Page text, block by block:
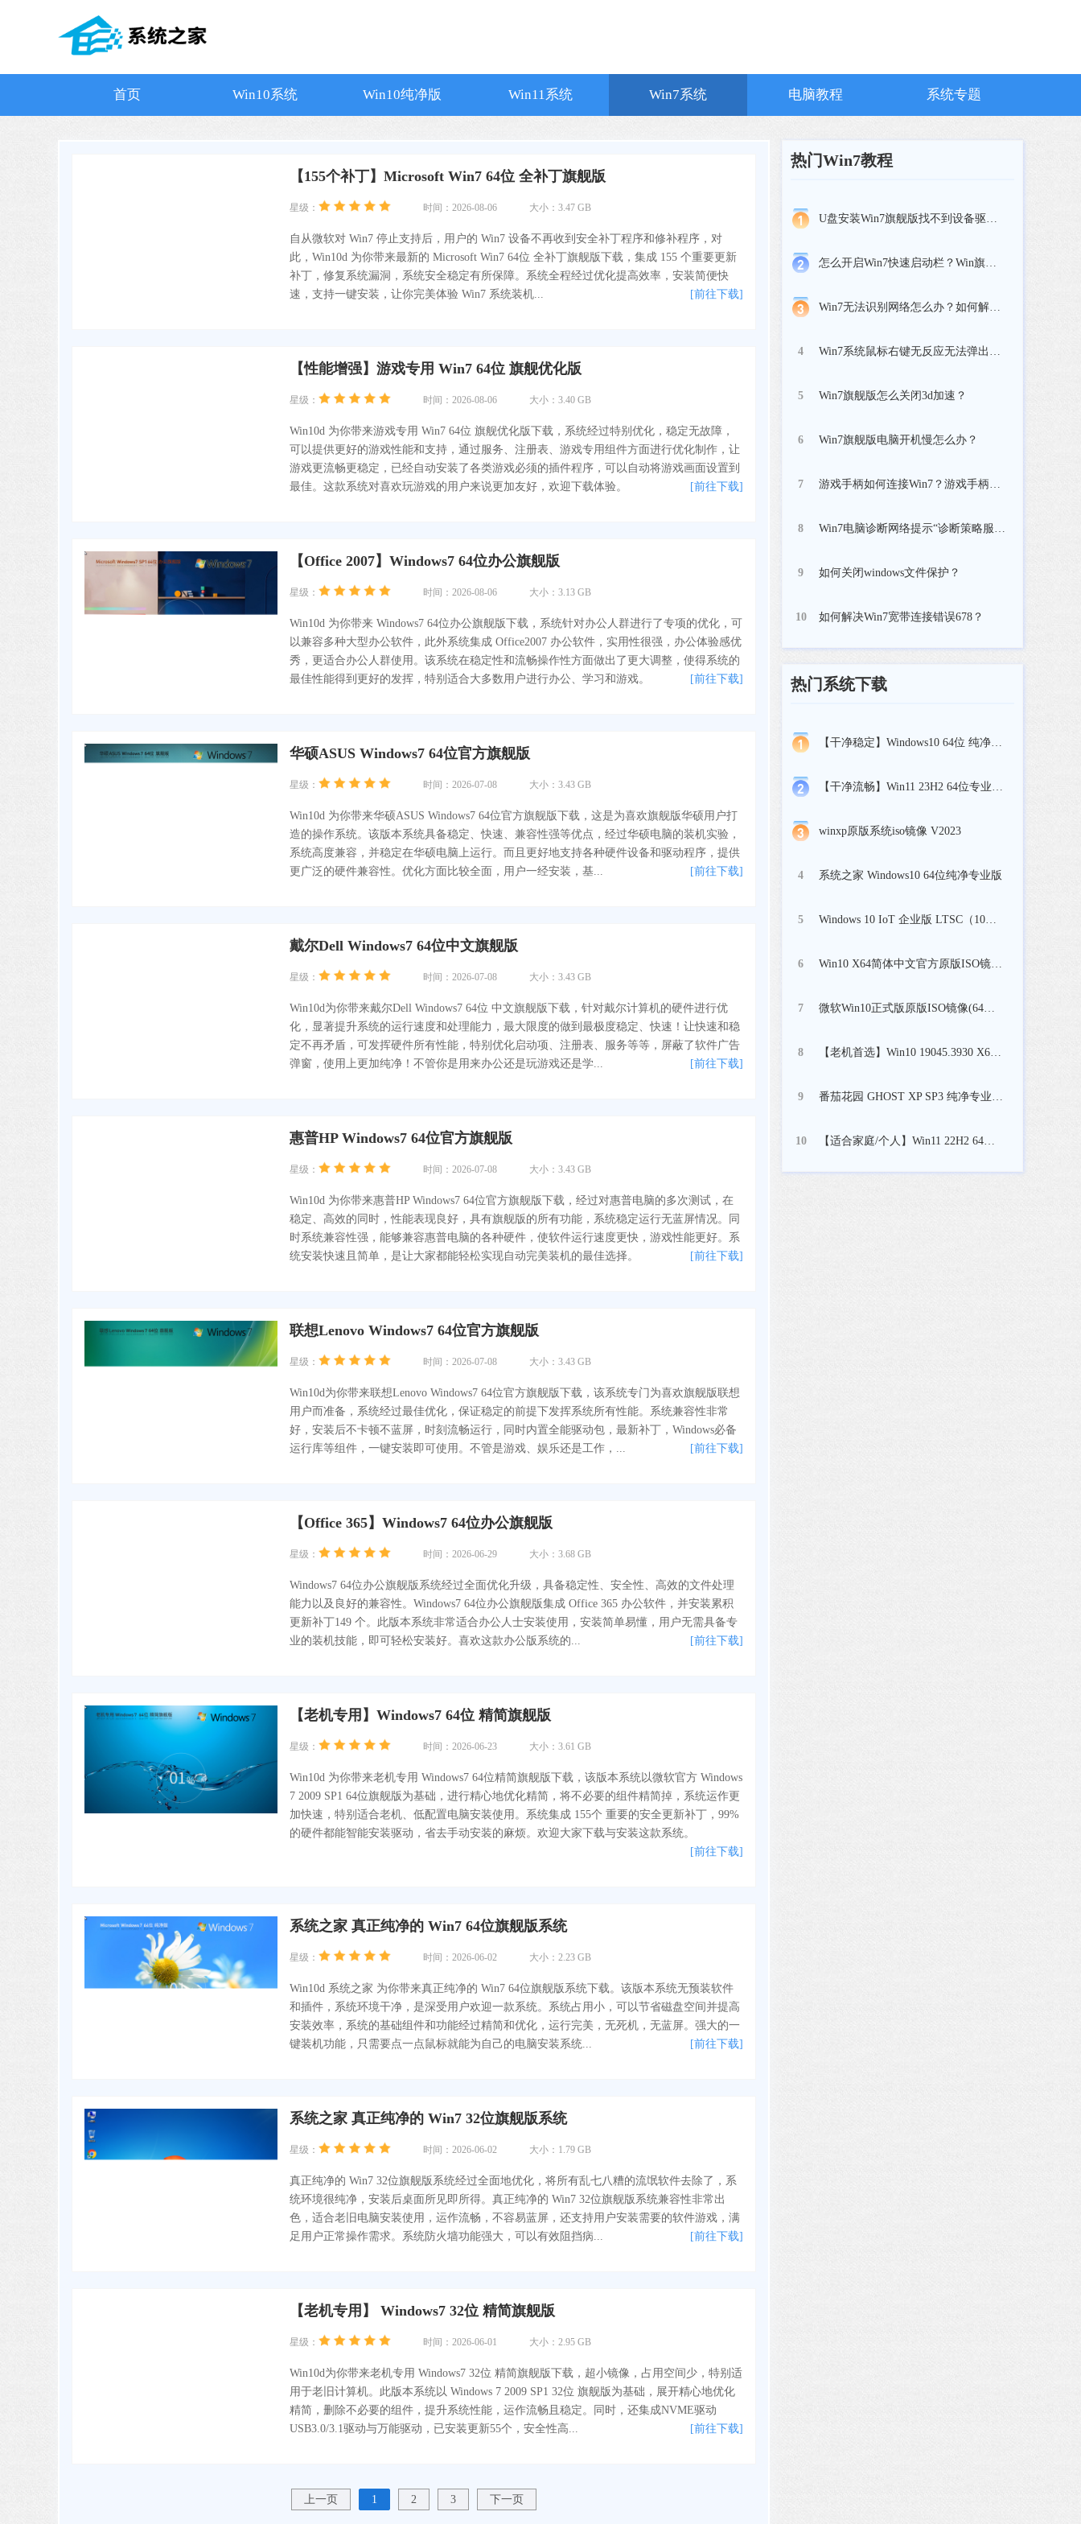
首页 Win10系统 Win10纯净版 Win11系统 Win7系统 电脑教程 系统专题
【155个补丁】Microsoft Win7 64位 全补丁旗舰版
星级： 时间：2026-08-06 大小：3.47 GB
自从微软对 Win7 停止支持后，用户的 Win7 设备不再收到安全补丁程序和修补程序，对
此，Win10d 为你带来最新的 Microsoft Win7 64位 全补丁旗舰版下载，集成 155 个重要更新
补丁，修复系统漏洞，系统安全稳定有所保障。系统全程经过优化提高效率，安装简便快
速，支持一键安装，让你完美体验 Win7 系统装机...
[前往下载]
【性能增强】游戏专用 Win7 64位 旗舰优化版
星级： 时间：2026-08-06 大小：3.40 GB
Win10d 为你带来游戏专用 Win7 64位 旗舰优化版下载，系统经过特别优化，稳定无故障，
可以提供更好的游戏性能和支持，通过服务、注册表、游戏专用组件方面进行优化制作，让
游戏更流畅更稳定，已经自动安装了各类游戏必须的插件程序，可以自动将游戏画面设置到
最佳。这款系统对喜欢玩游戏的用户来说更加友好，欢迎下载体验。
[前往下载]
【Office 2007】Windows7 64位办公旗舰版
星级： 时间：2026-08-06 大小：3.13 GB
Win10d 为你带来 Windows7 64位办公旗舰版下载，系统针对办公人群进行了专项的优化，可
以兼容多种大型办公软件，此外系统集成 Office2007 办公软件，实用性很强，办公体验感优
秀，更适合办公人群使用。该系统在稳定性和流畅操作性方面做出了更大调整，使得系统的
最佳性能得到更好的发挥，特别适合大多数用户进行办公、学习和游戏。
[前往下载]
华硕ASUS Windows7 64位官方旗舰版
星级： 时间：2026-07-08 大小：3.43 GB
Win10d 为你带来华硕ASUS Windows7 64位官方旗舰版下载，这是为喜欢旗舰版华硕用户打
造的操作系统。该版本系统具备稳定、快速、兼容性强等优点，经过华硕电脑的装机实验，
系统高度兼容，并稳定在华硕电脑上运行。而且更好地支持各种硬件设备和驱动程序，提供
更广泛的硬件兼容性。优化方面比较全面，用户一经安装，基...
[前往下载]
戴尔Dell Windows7 64位中文旗舰版
星级： 时间：2026-07-08 大小：3.43 GB
Win10d为你带来戴尔Dell Windows7 64位 中文旗舰版下载，针对戴尔计算机的硬件进行优
化，显著提升系统的运行速度和处理能力，最大限度的做到最极度稳定、快速！让快速和稳
定不再矛盾，可发挥硬件所有性能，特别优化启动项、注册表、服务等等，屏蔽了软件广告
弹窗，使用上更加纯净！不管你是用来办公还是玩游戏还是学...
[前往下载]
惠普HP Windows7 64位官方旗舰版
星级： 时间：2026-07-08 大小：3.43 GB
Win10d 为你带来惠普HP Windows7 64位官方旗舰版下载，经过对惠普电脑的多次测试，在
稳定、高效的同时，性能表现良好，具有旗舰版的所有功能，系统稳定运行无蓝屏情况。同
时系统兼容性强，能够兼容惠普电脑的各种硬件，使软件运行速度更快，游戏性能更好。系
统安装快速且简单，是让大家都能轻松实现自动完美装机的最佳选择。
[前往下载]
联想Lenovo Windows7 64位官方旗舰版
星级： 时间：2026-07-08 大小：3.43 GB
Win10d为你带来联想Lenovo Windows7 64位官方旗舰版下载，该系统专门为喜欢旗舰版联想
用户而准备，系统经过最佳优化，保证稳定的前提下发挥系统所有性能。系统兼容性非常
好，安装后不卡顿不蓝屏，时刻流畅运行，同时内置全能驱动包，最新补丁，Windows必备
运行库等组件，一键安装即可使用。不管是游戏、娱乐还是工作，...
[前往下载]
【Office 365】Windows7 64位办公旗舰版
星级： 时间：2026-06-29 大小：3.68 GB
Windows7 64位办公旗舰版系统经过全面优化升级，具备稳定性、安全性、高效的文件处理
能力以及良好的兼容性。Windows7 64位办公旗舰版集成 Office 365 办公软件，并安装累积
更新补丁149 个。此版本系统非常适合办公人士安装使用，安装简单易懂，用户无需具备专
业的装机技能，即可轻松安装好。喜欢这款办公版系统的...
[前往下载]
【老机专用】Windows7 64位 精简旗舰版
星级： 时间：2026-06-23 大小：3.61 GB
Win10d 为你带来老机专用 Windows7 64位精简旗舰版下载，该版本系统以微软官方 Windows
7 2009 SP1 64位旗舰版为基础，进行精心地优化精简，将不必要的组件精简掉，系统运作更
加快速，特别适合老机、低配置电脑安装使用。系统集成 155个 重要的安全更新补丁，99%
的硬件都能智能安装驱动，省去手动安装的麻烦。欢迎大家下载与安装这款系统。
[前往下载]
系统之家 真正纯净的 Win7 64位旗舰版系统
星级： 时间：2026-06-02 大小：2.23 GB
Win10d 系统之家 为你带来真正纯净的 Win7 64位旗舰版系统下载。该版本系统无预装软件
和插件，系统环境干净，是深受用户欢迎一款系统。系统占用小，可以节省磁盘空间并提高
安装效率，系统的基础组件和功能经过精简和优化，运行完美，无死机，无蓝屏。强大的一
键装机功能，只需要点一点鼠标就能为自己的电脑安装系统...
[前往下载]
系统之家 真正纯净的 Win7 32位旗舰版系统
星级： 时间：2026-06-02 大小：1.79 GB
真正纯净的 Win7 32位旗舰版系统经过全面地优化，将所有乱七八糟的流氓软件去除了，系
统环境很纯净，安装后桌面所见即所得。真正纯净的 Win7 32位旗舰版系统兼容性非常出
色，适合老旧电脑安装使用，运作流畅，不容易蓝屏，还支持用户安装需要的软件游戏，满
足用户正常操作需求。系统防火墙功能强大，可以有效阻挡病...
[前往下载]
【老机专用】 Windows7 32位 精简旗舰版
星级： 时间：2026-06-01 大小：2.95 GB
Win10d为你带来老机专用 Windows7 32位 精简旗舰版下载，超小镜像，占用空间少，特别适
用于老旧计算机。此版本系统以 Windows 7 2009 SP1 32位 旗舰版为基础，展开精心地优化
精简，删除不必要的组件，提升系统性能，运作流畅且稳定。同时，还集成NVME驱动
USB3.0/3.1驱动与万能驱动，已安装更新55个，安全性高...
[前往下载]
上一页 1 2 3 下一页
热门Win7教程
4
5 Win7旗舰版怎么关闭3d加速？
6 Win7旗舰版电脑开机慢怎么办？
7
8
9 如何关闭windows文件保护？
10 如何解决Win7宽带连接错误678？
热门系统下载
winxp原版系统iso镜像 V2023
4 系统之家 Windows10 64位纯净专业版
5
6
7
8
9
10